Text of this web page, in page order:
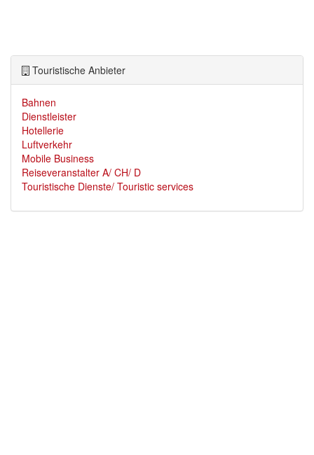
Touristische Anbieter
Bahnen
Dienstleister
Hotellerie
Luftverkehr
Mobile Business
Reiseveranstalter A/ CH/ D
Touristische Dienste/ Touristic services